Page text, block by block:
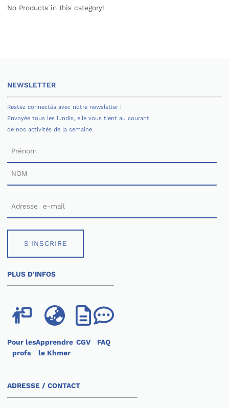
No Products in this category!
NEWSLETTER
Restez connectés avec notre newsletter !
Envoyée tous les lundis, elle vous tient au courant
de nos activités de la semaine.
S'INSCRIRE
PLUS D'INFOS
Pour les
profs
Apprendre
le Khmer
CGV FAQ
ADRESSE / CONTACT